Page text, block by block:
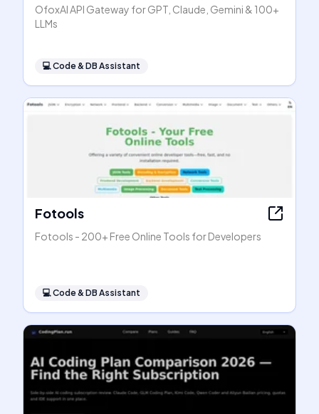
OfoxAI API Gateway for GPT, Claude, Gemini & 100+
LLMs
💻Code & DB Assistant
Fotools
Fotools - 200+ Free Online Tools for Developers
💻Code & DB Assistant